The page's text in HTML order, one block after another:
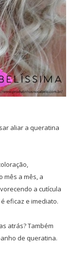
aliar a queratina
mês a mês, a
a cutícula
eficaz e imediato.
atrás? Também
de queratina.